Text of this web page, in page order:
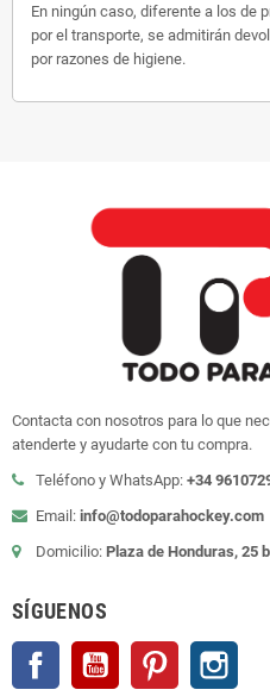
En ningún caso, diferente a los de
por el transporte, se admitirán
por razones de higiene.
Contacta con nosotros para lo que
atenderte y ayudarte con tu compra.
Teléfono y WhatsApp: +34
Email: info@todoparahockey.com
Domicilio: Plaza de Honduras, 25
SÍGUENOS
Facebook YouTube Pinterest